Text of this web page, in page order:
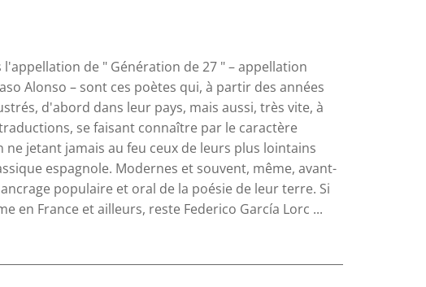
de " Génération de 27 " – appellation
Alonso – sont ces poètes qui, à partir des années
d'abord dans leur pays, mais aussi, très vite, à
se faisant connaître par le caractère
jetant jamais au feu ceux de leurs plus lointains
espagnole. Modernes et souvent, même, avant-
populaire et oral de la poésie de leur terre. Si
en France et ailleurs, reste Federico García Lorc ...